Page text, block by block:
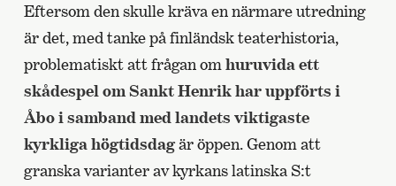
Eftersom den skulle kräva en närmare utredning
är det, med tanke på finländsk teaterhistoria,
problematiskt att frågan om huruvida ett
skådespel om Sankt Henrik har uppförts i
Åbo i samband med landets viktigaste
kyrkliga högtidsdagär öppen. Genom att
granska varianter av kyrkans latinska S:t